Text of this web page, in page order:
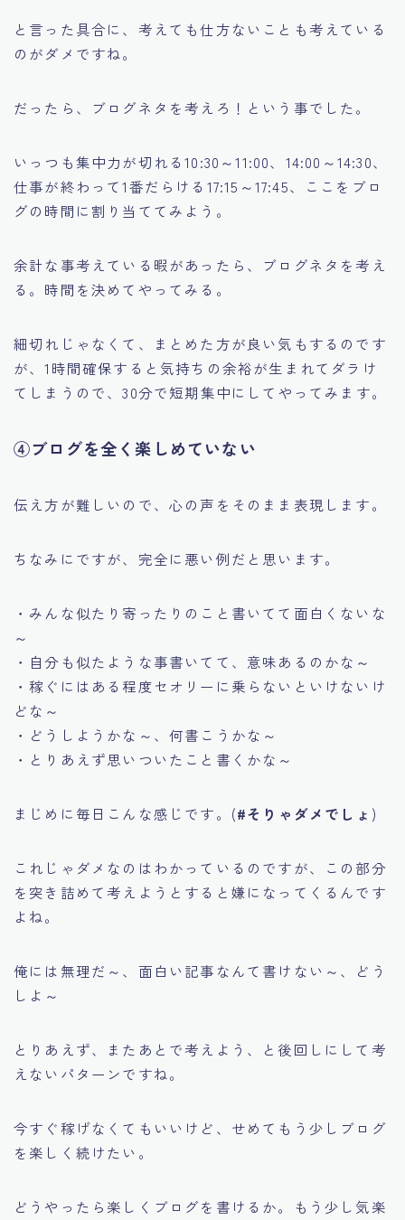
と言った具合に、考えても仕方ないことも考えている
のがダメですね。
だったら、ブログネタを考えろ！という事でした。
いっつも集中力が切れる10:30～11:00、14:00～14:30、
仕事が終わって1番だらける17:15～17:45、ここをブロ
グの時間に割り当ててみよう。
余計な事考えている暇があったら、ブログネタを考え
る。時間を決めてやってみる。
細切れじゃなくて、まとめた方が良い気もするのです
が、1時間確保すると気持ちの余裕が生まれてダラけ
てしまうので、30分で短期集中にしてやってみます。
④ブログを全く楽しめていない
伝え方が難しいので、心の声をそのまま表現します。
ちなみにですが、完全に悪い例だと思います。
・みんな似たり寄ったりのこと書いてて面白くないな
～
・自分も似たような事書いてて、意味あるのかな～
・稼ぐにはある程度セオリーに乗らないといけないけ
どな～
・どうしようかな～、何書こうかな～
・とりあえず思いついたこと書くかな～
まじめに毎日こんな感じです。(#そりゃダメでしょ )
これじゃダメなのはわかっているのですが、この部分
を突き詰めて考えようとすると嫌になってくるんです
よね。
俺には無理だ～、面白い記事なんて書けない～、どう
しよ～
とりあえず、またあとで考えよう、と後回しにして考
えないパターンですね。
今すぐ稼げなくてもいいけど、せめてもう少しブログ
を楽しく続けたい。
どうやったら楽しくブログを書けるか。もう少し気楽